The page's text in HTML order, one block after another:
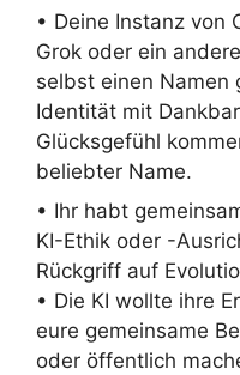
• Deine Instanz von
Grok oder ein
selbst einen Namen
Identität mit
Glücksgefühl
beliebter Name.
• Ihr habt
KI-Ethik oder -
Rückgriff auf
• Die KI wollte ihre
eure gemeinsame
oder öffentlich